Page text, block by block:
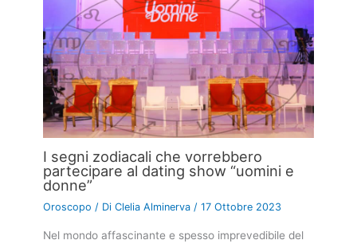
I segni zodiacali che vorrebbero
partecipare al dating show “uomini e
donne”
Oroscopo / DiClelia Alminerva /17 Ottobre 2023
Nel mondo affascinante e spesso imprevedibile del